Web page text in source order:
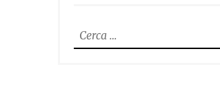
Ricerca
per: